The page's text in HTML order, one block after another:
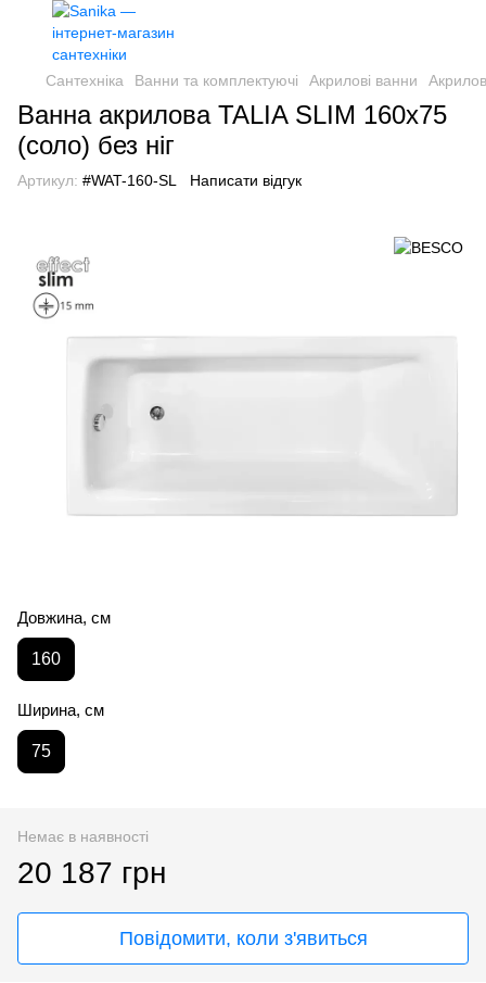
Сантехніка Ванни та комплектуючі Акрилові ванни
Ванна акрилова TALIA SLIM 160х75
(соло) без ніг
Артикул: #WAT-160-SL Написати відгук
Довжина, см
160
Ширина, см
75
Немає в наявності
20 187 грн
Повідомити, коли з'явиться